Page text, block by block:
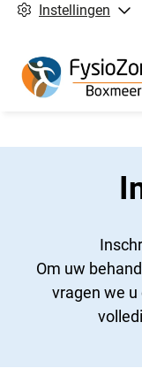
Instellingen
Om uw
vragen we